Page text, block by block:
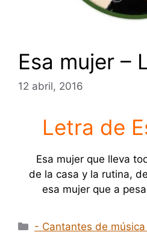
Esa mujer –
12 abril, 2016
Letra de
Esa mujer que lleva
de la casa y la rutina,
esa mujer que a
Categorías
- Cantantes de música